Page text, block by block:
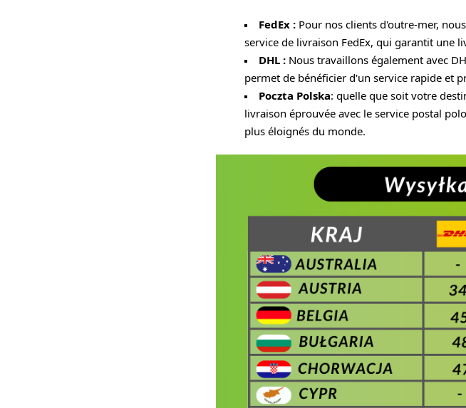
FedEx : Pour nos clients d'outre-mer,
service de livraison FedEx, qui garantit une
DHL : Nous travaillons également avec
permet de bénéficier d'un service rapide et
Poczta Polska: quelle que soit votre
livraison éprouvée avec le service postal
plus éloignés du monde.